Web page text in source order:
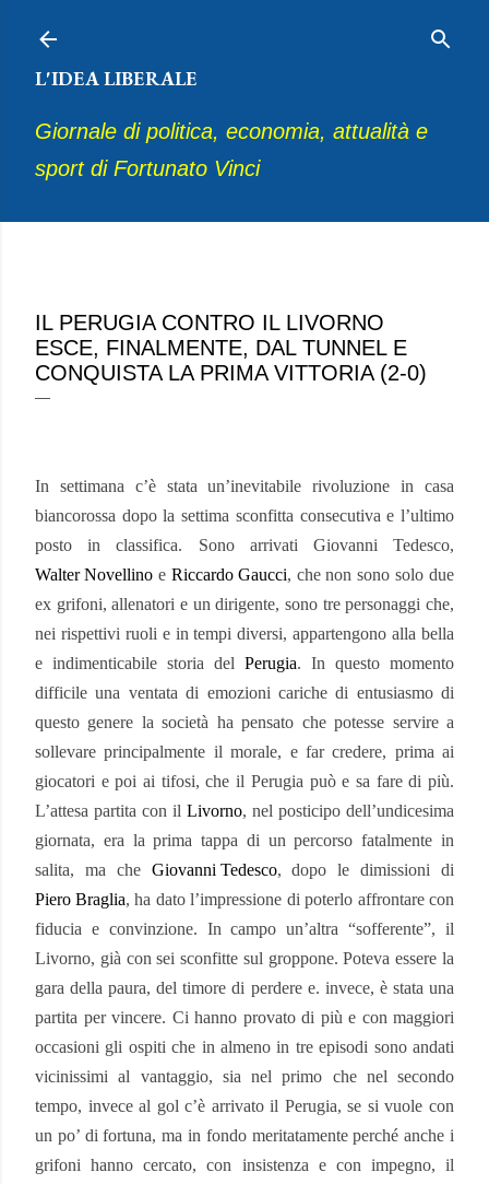
L'IDEA LIBERALE
Giornale di politica, economia, attualità e
sport di Fortunato Vinci
IL PERUGIA CONTRO IL LIVORNO
ESCE, FINALMENTE, DAL TUNNEL E
CONQUISTA LA PRIMA VITTORIA (2-0)
In settimana c’è stata un’inevitabile rivoluzione in casa
biancorossa dopo la settima sconfitta consecutiva e l’ultimo
posto in classifica. Sono arrivati Giovanni Tedesco,
Walter Novellino e Riccardo Gaucci, che non sono solo due
ex grifoni, allenatori e un dirigente, sono tre personaggi che,
nei rispettivi ruoli e in tempi diversi, appartengono alla bella
e indimenticabile storia del Perugia. In questo momento
difficile una ventata di emozioni cariche di entusiasmo di
questo genere la società ha pensato che potesse servire a
sollevare principalmente il morale, e far credere, prima ai
giocatori e poi ai tifosi, che il Perugia può e sa fare di più.
L’attesa partita con il Livorno, nel posticipo dell’undicesima
giornata, era la prima tappa di un percorso fatalmente in
salita, ma che Giovanni Tedesco, dopo le dimissioni di
Piero Braglia, ha dato l’impressione di poterlo affrontare con
fiducia e convinzione. In campo un’altra “sofferente”, il
Livorno, già con sei sconfitte sul groppone. Poteva essere la
gara della paura, del timore di perdere e. invece, è stata una
partita per vincere. Ci hanno provato di più e con maggiori
occasioni gli ospiti che in almeno in tre episodi sono andati
vicinissimi al vantaggio, sia nel primo che nel secondo
tempo, invece al gol c’è arrivato il Perugia, se si vuole con
un po’ di fortuna, ma in fondo meritatamente perché anche i
grifoni hanno cercato, con insistenza e con impegno, il